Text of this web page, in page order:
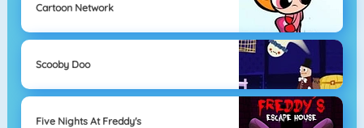
Cartoon Network
Scooby Doo
Five Nights At Freddy's